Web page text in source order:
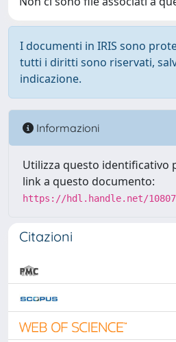
I documenti in IRIS sono
tutti i diritti sono riservati,
indicazione.
Informazioni
Utilizza questo identificativo
link a questo documento:
https://hdl.handle.net/10807/
Citazioni